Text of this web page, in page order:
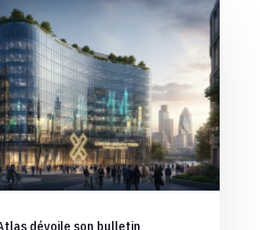
dévoile son bulletin